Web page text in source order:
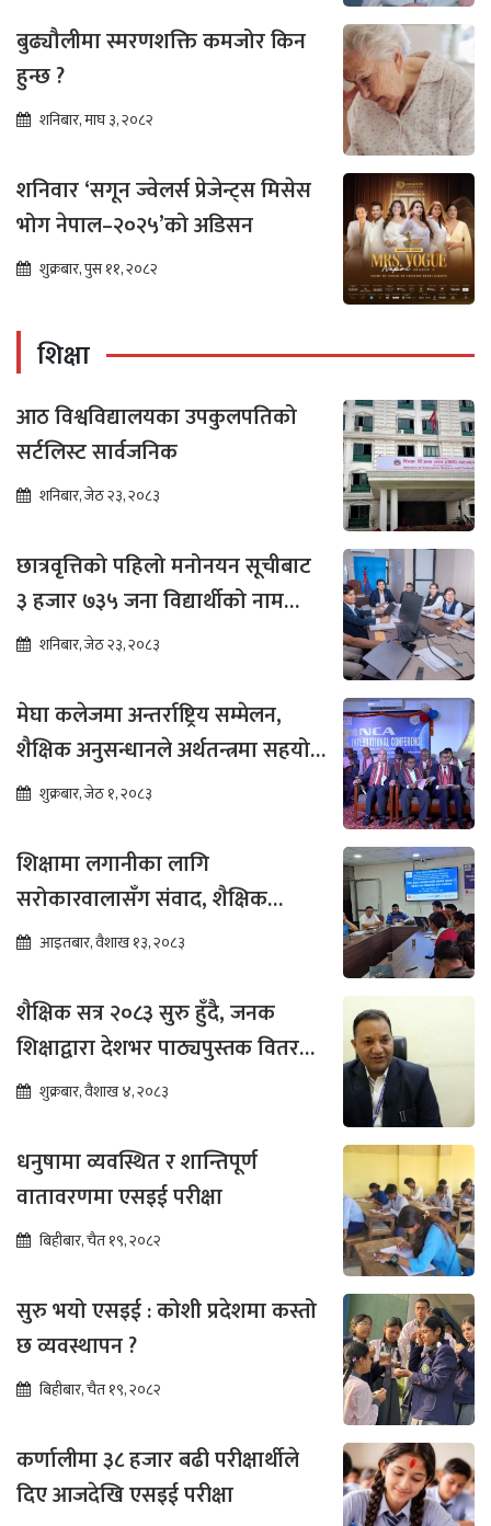
बुढ्यौलीमा स्मरणशक्ति कमजोर किन
हुन्छ ?
शनिबार, माघ ३, २०८२
शनिवार ‘सगून ज्वेलर्स प्रेजेन्ट्स मिसेस
भोग नेपाल–२०२५’को अडिसन
शुक्रबार, पुस ११, २०८२
शिक्षा
आठ विश्वविद्यालयका उपकुलपतिको
सर्टलिस्ट सार्वजनिक
शनिबार, जेठ २३, २०८३
छात्रवृत्तिको पहिलो मनोनयन सूचीबाट
३ हजार ७३५ जना विद्यार्थीको नाम
भर्नाका लागि सिफारिस
शनिबार, जेठ २३, २०८३
मेघा कलेजमा अन्तर्राष्ट्रिय सम्मेलन,
शैक्षिक अनुसन्धानले अर्थतन्त्रमा सहयोग
पुग्ने विश्वास
शुक्रबार, जेठ १, २०८३
शिक्षामा लगानीका लागि
सरोकारवालासँग संवाद, शैक्षिक
सुधारमा जोड
आइतबार, वैशाख १३, २०८३
शैक्षिक सत्र २०८३ सुरु हुँदै, जनक
शिक्षाद्वारा देशभर पाठ्यपुस्तक वितरण
तीव्रशुक्रबार, वैशाख ४, २०८३
धनुषामा व्यवस्थित र शान्तिपूर्ण
वातावरणमा एसइई परीक्षा
बिहीबार, चैत १९, २०८२
सुरु भयो एसइई : कोशी प्रदेशमा कस्तो
छ व्यवस्थापन ?
बिहीबार, चैत १९, २०८२
कर्णालीमा ३८ हजार बढी परीक्षार्थीले
दिए आजदेखि एसइई परीक्षा